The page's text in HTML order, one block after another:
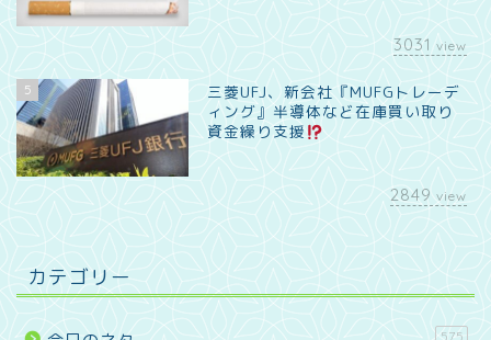
3031 view
5
三菱UFJ、新会社『MUFGトレーデ
ィング』半導体など在庫買い取り
資金繰り支援
2849 view
カテゴリー
575